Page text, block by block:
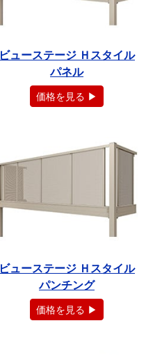
ビューステージ Ｈスタイル
パネル
価格を見る ▶
ビューステージ Ｈスタイル
パンチング
価格を見る ▶